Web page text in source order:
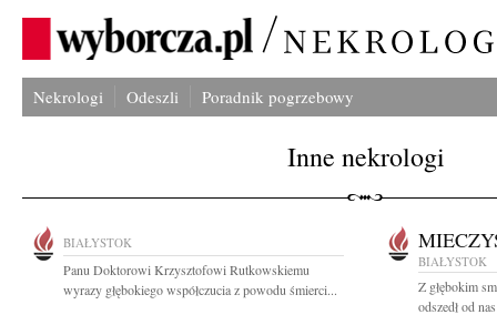
Nekrologi Odeszli Poradnik pogrzebowy
Inne nekrologi
BIAŁYSTOK
Panu Doktorowi Krzysztofowi Rutkowskiemu
wyrazy głębokiego współczucia z powodu śmierci...
BIAŁYSTOK
Z głębokim
odszedł od